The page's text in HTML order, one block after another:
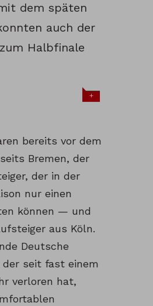
dem späten
auch der
Halbfinale
+
bereits vor dem
Bremen, der
der in der
nur einen
können — und
aus Köln.
Deutsche
der seit fast einem
verloren hat,